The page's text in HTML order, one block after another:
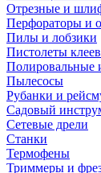
Отрезные и
Перфораторы и
Пилы и лобзики
Пистолеты
Пылесосы
Рубанки и
Садовый
Сетевые дрели
Станки
Термофены
Триммеры и